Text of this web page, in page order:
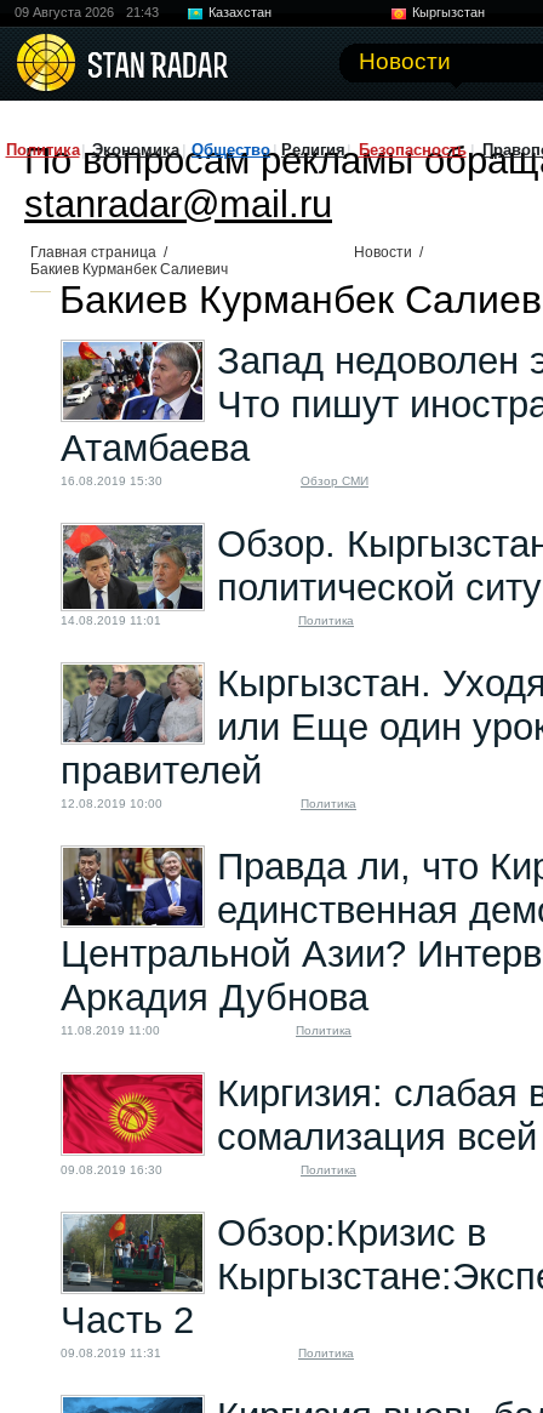
09 Августа 2026 21:43 Казахстан
Кыргызстан
Новости
Политика Экономика Общество Религия Безопасность
По вопросам рекламы
stanradar@mail.ru
Главная страница / Новости /
Бакиев Курманбек Салиевич
Бакиев Курманбек
Запад недоволен
Что пишут
Атамбаева
16.08.2019 15:30 Обзор СМИ
Обзор.
политической
14.08.2019 11:01 Политика
Кыргызстан.
или Еще один
правителей
12.08.2019 10:00 Политика
Правда ли, что
единственная
Центральной Азии?
Аркадия Дубнова
11.08.2019 11:00 Политика
Киргизия: слабая
сомализация
09.08.2019 16:30 Политика
Обзор:Кризис в
Часть 2
09.08.2019 11:31 Политика